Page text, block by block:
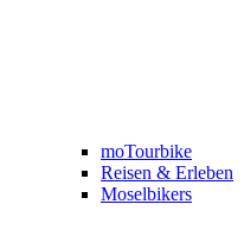
moTourbike
Reisen & Erleben
Moselbikers